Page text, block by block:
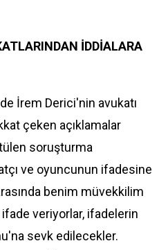
İDDİALARA
İrem Derici'nin avukatı
çeken açıklamalar
soruşturma
ve oyuncunun ifadesine
benim müvekkilim
veriyorlar, ifadelerin
sevk edilecekler.